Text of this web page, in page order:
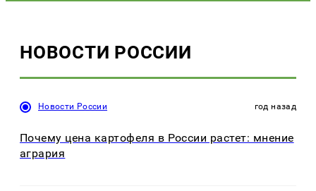
НОВОСТИ РОССИИ
Новости России год назад
Почему цена картофеля в России растет: мнение
агрария